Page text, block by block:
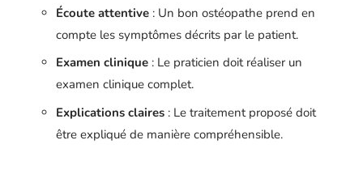
Écoute attentive : Un bon ostéopathe prend en
compte les symptômes décrits par le patient.
Examen clinique : Le praticien doit réaliser un
examen clinique complet.
Explications claires : Le traitement proposé doit
être expliqué de manière compréhensible.